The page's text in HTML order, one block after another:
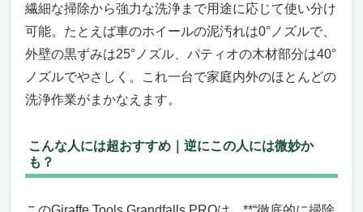
繊細な掃除から強力な洗浄まで用途に応じて使い分け
可能。たとえば車のホイールの泥汚れは0°ノズルで、
外壁の黒ずみは25°ノズル、パティオの木材部分は40°
ノズルでやさしく。これ一台で家庭内外のほとんどの
洗浄作業がまかなえます。
こんな人には超おすすめ｜逆にこの人には微妙か
も？